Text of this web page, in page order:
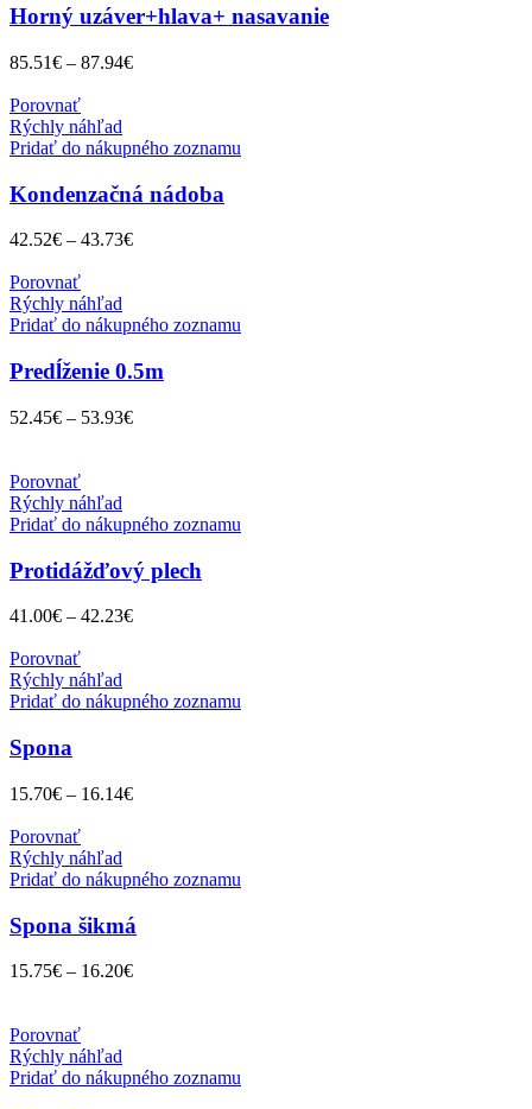
Horný uzáver+hlava+ nasavanie
85.51€ – 87.94€
Porovnať
Rýchly náhľad
Pridať do nákupného zoznamu
Kondenzačná nádoba
42.52€ – 43.73€
Porovnať
Rýchly náhľad
Pridať do nákupného zoznamu
Predĺženie 0.5m
52.45€ – 53.93€
Porovnať
Rýchly náhľad
Pridať do nákupného zoznamu
Protidážďový plech
41.00€ – 42.23€
Porovnať
Rýchly náhľad
Pridať do nákupného zoznamu
Spona
15.70€ – 16.14€
Porovnať
Rýchly náhľad
Pridať do nákupného zoznamu
Spona šikmá
15.75€ – 16.20€
Porovnať
Rýchly náhľad
Pridať do nákupného zoznamu